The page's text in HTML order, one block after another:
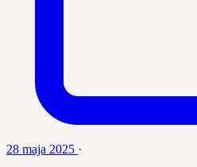
28 maja 2025 ·